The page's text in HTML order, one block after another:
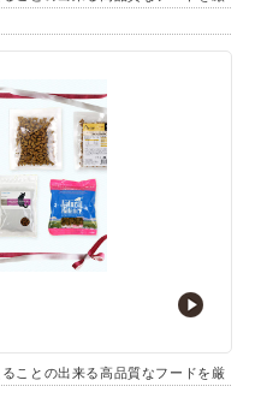
ことの出来る高品質なフードを厳